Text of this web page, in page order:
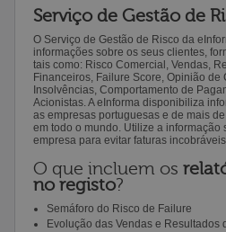
Serviço de Gestão de
O Serviço de Gestão de Risco da
informações sobre os seus clientes,
tais como: Risco Comercial, Vendas,
Financeiros, Failure Score, Opinião de
Insolvências, Comportamento de
Acionistas. A eInforma disponibiliza
as empresas portuguesas e de mais
em todo o mundo. Utilize a informação
empresa para evitar faturas
O que incluem os
no registo?
Semáforo do Risco de Failure
Evolução das Vendas e Resultados